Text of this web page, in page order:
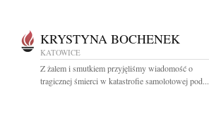
KRYSTYNA BOCHENEK
KATOWICE
Z żalem i smutkiem przyjęliśmy wiadomość o
tragicznej śmierci w katastrofie samolotowej pod...